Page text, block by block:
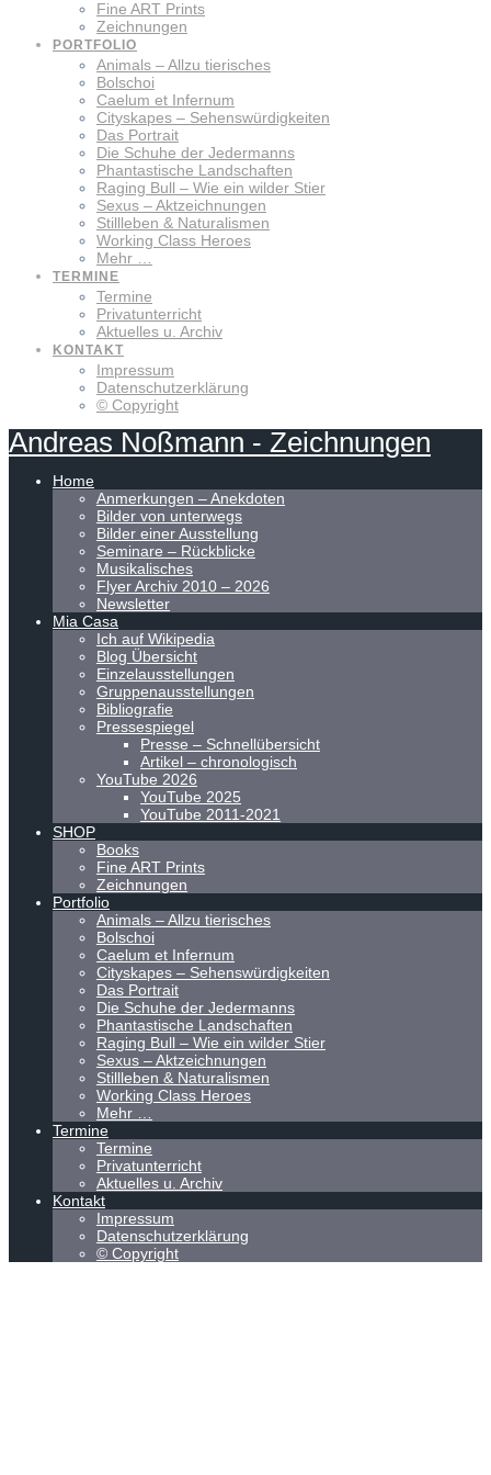
Fine ART Prints
Zeichnungen
PORTFOLIO
Animals – Allzu tierisches
Bolschoi
Caelum et Infernum
Cityskapes – Sehenswürdigkeiten
Das Portrait
Die Schuhe der Jedermanns
Phantastische Landschaften
Raging Bull – Wie ein wilder Stier
Sexus – Aktzeichnungen
Stillleben & Naturalismen
Working Class Heroes
Mehr …
TERMINE
Termine
Privatunterricht
Aktuelles u. Archiv
KONTAKT
Impressum
Datenschutzerklärung
© Copyright
Andreas Noßmann - Zeichnungen
Home
Anmerkungen – Anekdoten
Bilder von unterwegs
Bilder einer Ausstellung
Seminare – Rückblicke
Musikalisches
Flyer Archiv 2010 – 2026
Newsletter
Mia Casa
Ich auf Wikipedia
Blog Übersicht
Einzelausstellungen
Gruppenausstellungen
Bibliografie
Pressespiegel
Presse – Schnellübersicht
Artikel – chronologisch
YouTube 2026
YouTube 2025
YouTube 2011-2021
SHOP
Books
Fine ART Prints
Zeichnungen
Portfolio
Animals – Allzu tierisches
Bolschoi
Caelum et Infernum
Cityskapes – Sehenswürdigkeiten
Das Portrait
Die Schuhe der Jedermanns
Phantastische Landschaften
Raging Bull – Wie ein wilder Stier
Sexus – Aktzeichnungen
Stillleben & Naturalismen
Working Class Heroes
Mehr …
Termine
Termine
Privatunterricht
Aktuelles u. Archiv
Kontakt
Impressum
Datenschutzerklärung
© Copyright